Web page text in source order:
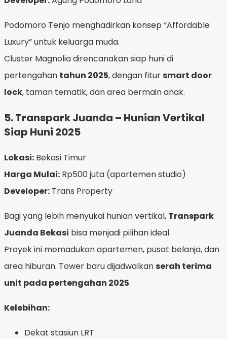
Podomoro Tenjo menghadirkan konsep “Affordable
Luxury” untuk keluarga muda.
Cluster Magnolia direncanakan siap huni di
pertengahan tahun 2025, dengan fitur smart door
lock, taman tematik, dan area bermain anak.
5.Transpark Juanda – Hunian Vertikal
Siap Huni 2025
Lokasi: Bekasi Timur
Harga Mulai: Rp500 juta (apartemen studio)
Developer: Trans Property
Bagi yang lebih menyukai hunian vertikal, Transpark
Juanda Bekasi bisa menjadi pilihan ideal.
Proyek ini memadukan apartemen, pusat belanja, dan
area hiburan. Tower baru dijadwalkan serah terima
unit pada pertengahan 2025.
Kelebihan:
Dekat stasiun LRT